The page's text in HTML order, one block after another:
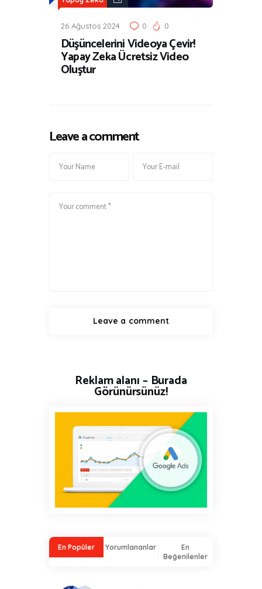
26 Ağustos 2024 0 0
Düşüncelerini Videoya Çevir!
Yapay Zeka Ücretsiz Video
Oluştur
Leave a comment
Reklam alanı – Burada
Görünürsünüz!
En Popüler Yorumlananlar
En
Beğenilenler